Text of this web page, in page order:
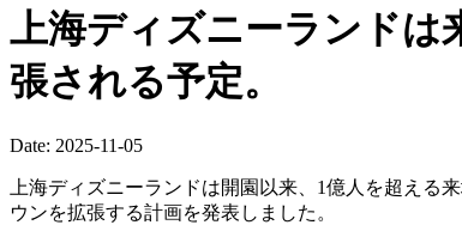
上海ディズニーランドは
張される予定。
Date: 2025-11-05
上海ディズニーランドは開園以来、1億人を超える
ウンを拡張する計画を発表しました。